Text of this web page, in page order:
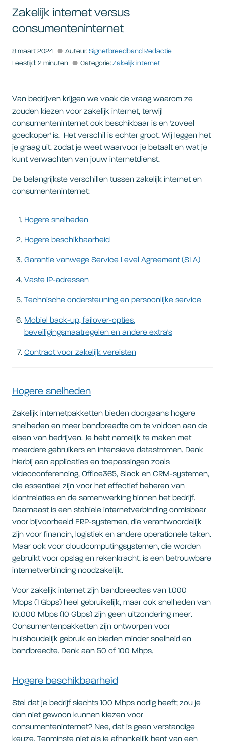
Zakelijk internet versus
consumenteninternet
8 maart 2024 Auteur: Signetbreedband Redactie
Leestijd: 2 minuten
Categorie: Zakelijk internet
Van bedrijven krijgen we vaak de vraag waarom ze
zouden kiezen voor zakelijk internet, terwijl
consumenteninternet ook beschikbaar is en 'zoveel
goedkoper' is. Het verschil is echter groot. Wij leggen het
je graag uit, zodat je weet waarvoor je betaalt en wat je
kunt verwachten van jouw internetdienst.
De belangrijkste verschillen tussen zakelijk internet en
consumenteninternet:
Hogere snelheden
Hogere beschikbaarheid
Garantie vanwege Service Level Agreement (SLA)
Vaste IP-adressen
Technische ondersteuning en persoonlijke service
Mobiel back-up, failover-opties,
beveiligingsmaatregelen en andere extra's
Contract voor zakelijk vereisten
Hogere snelheden
Zakelijk internetpakketten bieden doorgaans hogere
snelheden en meer bandbreedte om te voldoen aan de
eisen van bedrijven. Je hebt namelijk te maken met
meerdere gebruikers en intensieve datastromen. Denk
hierbij aan applicaties en toepassingen zoals
videoconferencing, Office365, Slack en CRM-systemen,
die essentieel zijn voor het effectief beheren van
klantrelaties en de samenwerking binnen het bedrijf.
Daarnaast is een stabiele internetverbinding onmisbaar
voor bijvoorbeeld ERP-systemen, die verantwoordelijk
zijn voor financin, logistiek en andere operationele taken.
Maar ook voor cloudcomputingsystemen, die worden
gebruikt voor opslag en rekenkracht, is een betrouwbare
internetverbinding noodzakelijk.
Voor zakelijk internet zijn bandbreedtes van 1.000
Mbps (1 Gbps) heel gebruikelijk, maar ook snelheden van
10.000 Mbps (10 Gbps) zijn geen uitzondering meer.
Consumentenpakketten zijn ontworpen voor
huishoudelijk gebruik en bieden minder snelheid en
bandbreedte. Denk aan 50 of 100 Mbps.
Hogere beschikbaarheid
Stel dat je bedrijf slechts 100 Mbps nodig heeft; zou je
dan niet gewoon kunnen kiezen voor
consumenteninternet? Nee, dat is geen verstandige